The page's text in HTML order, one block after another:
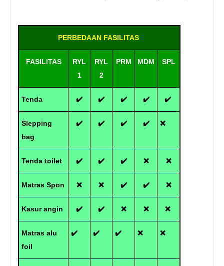
PERBEDAAN FASILITAS
FASILITAS
RYL
1
RYL
2
PRM MDM SPL
Tenda ✔️ ✔️ ✔️ ✔️ ✔️
Slepping
bag
✔️ ✔️ ✔️ ✔️ ❌
Tenda toilet ✔️ ✔️ ✔️ ❌ ❌
Matras Spon ❌ ❌ ✔️ ✔️ ❌
Kasur angin ✔️ ✔️ ❌ ❌ ❌
Matras alu
foil
✔️ ✔️ ✔️ ❌ ❌